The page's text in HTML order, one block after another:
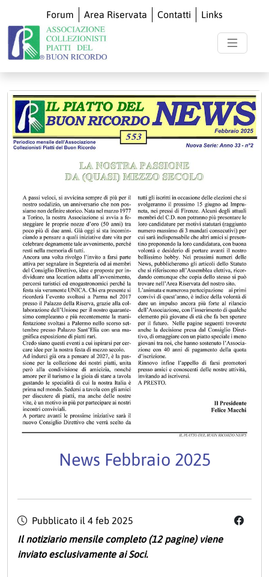
Forum Area Riservata Contatti Links
News Febbraio 2025
Pubblicato il 4 feb 2025
Il notiziario mensile completo (12 pagine) viene
inviato esclusivamente ai Soci.